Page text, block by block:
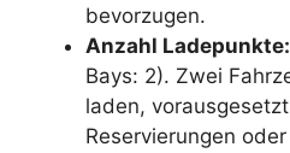
bevorzugen.
Anzahl Ladepunkte:
Bays: 2). Zwei
laden,
Reservierungen